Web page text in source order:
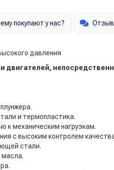
покупают у нас?
давления
двигателей,
и термопластика.
к механическим нагрузкам.
с высоким контролем
стали.
масла.